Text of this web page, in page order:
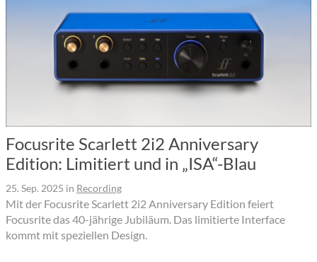
Focusrite Scarlett 2i2 Anniversary
Edition: Limitiert und in „ISA“-Blau
25. Sep. 2025 in Recording
Mit der Focusrite Scarlett 2i2 Anniversary Edition feiert
Focusrite das 40-jährige Jubiläum. Das limitierte Interface
kommt mit speziellen Design.